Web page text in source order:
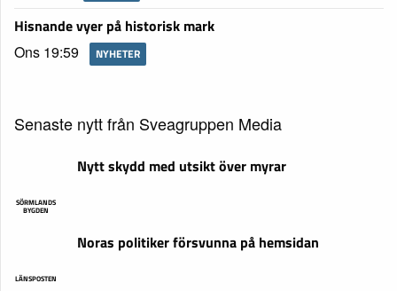
Hisnande vyer på historisk mark
Ons 19:59 NYHETER
Senaste nytt från Sveagruppen Media
SÖRMLANDS
BYGDEN
Nytt skydd med utsikt över myrar
LÄNSPOSTEN
Noras politiker försvunna på hemsidan